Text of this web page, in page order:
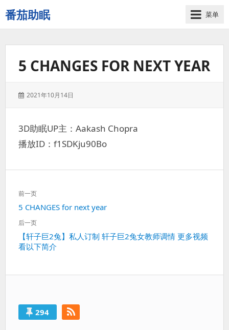
番茄助眠
一
个
菜单
5 CHANGES FOR NEXT YEAR
发
2021年10月14日
3D助眠UP主：Aakash Chopra
播放ID：f1SDKju90Bo
文
章
导
航
前一页
上
一
5 CHANGES for next year
后一页
下
一
【轩子巨2兔】私人订制 轩子巨2兔女教师调情 更多视频
看以下简介
294